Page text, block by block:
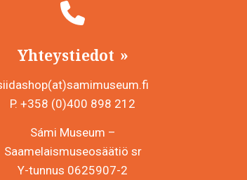
Yhteystiedot
P. +358 (0)400 898 212
Sámi Museum –
Saamelaismuseosäätiö sr
Y-tunnus 0625907-2